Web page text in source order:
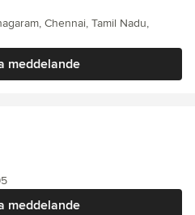
meddelande
Chennai, Tamil Nadu,
meddelande